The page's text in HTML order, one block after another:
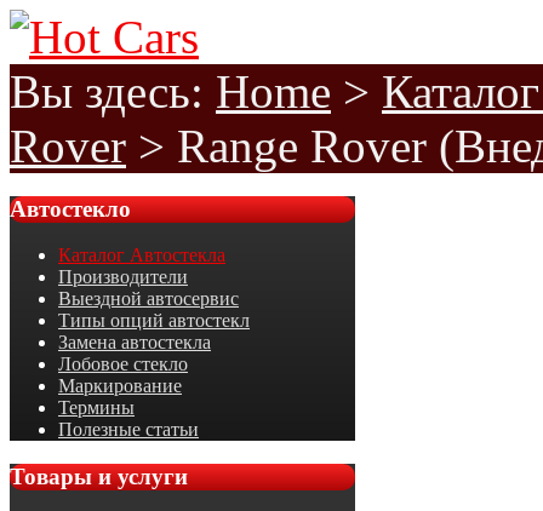
Вы здесь: Home >
Rover > Range Rover
Автостекло
Каталог Автостекла
Производители
Выездной автосервис
Типы опций автостекл
Замена автостекла
Лобовое стекло
Маркирование
Термины
Полезные статьи
Товарыи услуги